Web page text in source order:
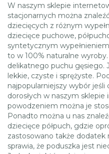
W naszym sklepie
stacjonarnych można
dziecięcych z różnym
dziecięce puchowe,
syntetycznym
to w 100% naturalne
delikatnego puchu gęsiego.
lekkie, czyste i sprężyste.
najpopularniejszy wybór jeśli
dorosłych w naszym
powodzeniem można je
Ponadto można u nas
dziecięce półpuch, gdzie
zastosowano także dodatek
sprawia, że poduszka jest